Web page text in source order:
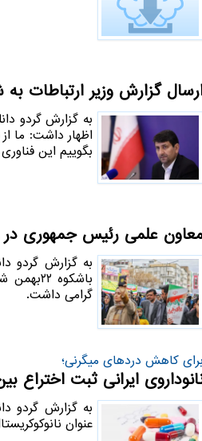
گزارش وزیر ارتباطات
به گزارش گردو
اظهار داشت: ما
بگوییم این
علمی رئیس جمهوری در راهپیمایی
به گزارش گردو
باشکوه
گرامی داشت.
برای كاهش دردهای میگرنی؛
ایرانی ثبت اختراع
به گزارش گردو
عنوان